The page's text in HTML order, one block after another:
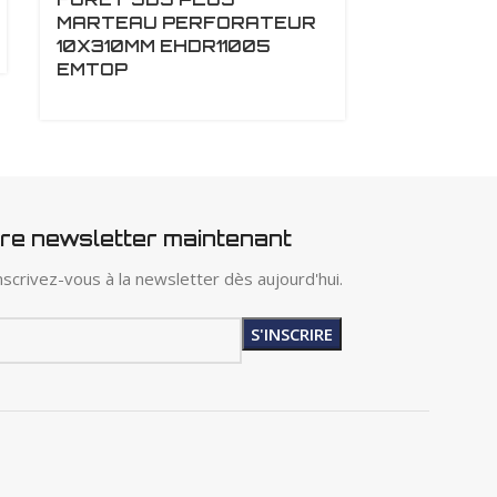
MARTEAU PERFORATEUR
10X310MM EHDR11005
EMTOP
newsletter maintenant
vous à la newsletter dès aujourd'hui.